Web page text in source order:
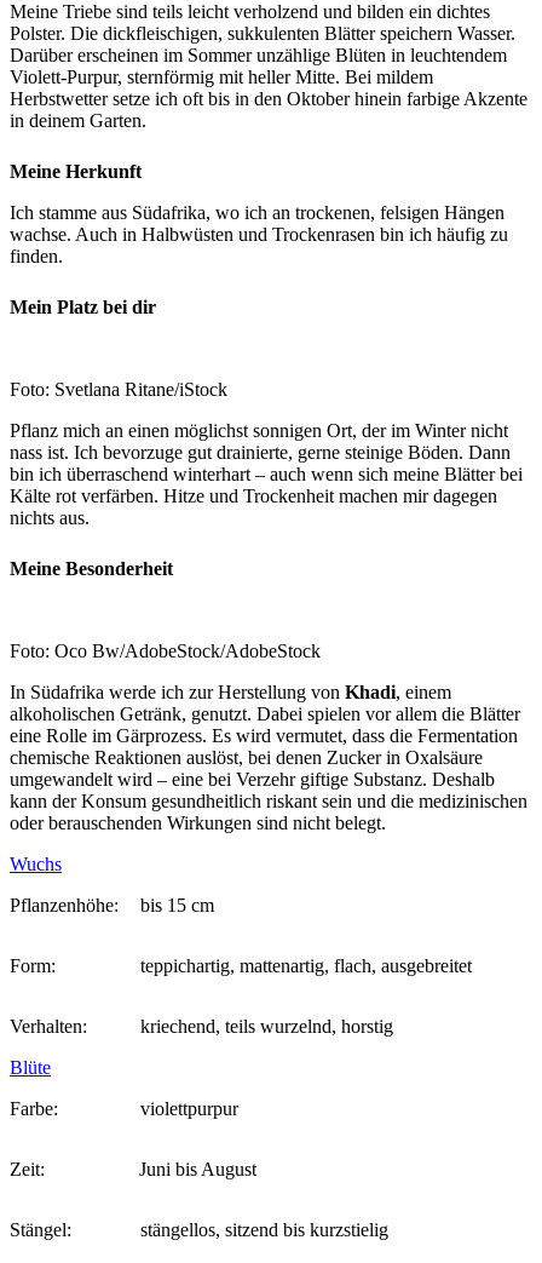
Meine Triebe sind teils leicht verholzend und bilden ein dichtes
Polster. Die dickfleischigen, sukkulenten Blätter speichern Wasser.
Darüber erscheinen im Sommer unzählige Blüten in leuchtendem
Violett-Purpur, sternförmig mit heller Mitte. Bei mildem
Herbstwetter setze ich oft bis in den Oktober hinein farbige Akzente
in deinem Garten.
Meine Herkunft
Ich stamme aus Südafrika, wo ich an trockenen, felsigen Hängen
wachse. Auch in Halbwüsten und Trockenrasen bin ich häufig zu
finden.
Mein Platz bei dir
Foto: Svetlana Ritane/iStock
Pflanz mich an einen möglichst sonnigen Ort, der im Winter nicht
nass ist. Ich bevorzuge gut drainierte, gerne steinige Böden. Dann
bin ich überraschend winterhart – auch wenn sich meine Blätter bei
Kälte rot verfärben. Hitze und Trockenheit machen mir dagegen
nichts aus.
Meine Besonderheit
Foto: Oco Bw/AdobeStock/AdobeStock
In Südafrika werde ich zur Herstellung von Khadi, einem
alkoholischen Getränk, genutzt. Dabei spielen vor allem die Blätter
eine Rolle im Gärprozess. Es wird vermutet, dass die Fermentation
chemische Reaktionen auslöst, bei denen Zucker in Oxalsäure
umgewandelt wird – eine bei Verzehr giftige Substanz. Deshalb
kann der Konsum gesundheitlich riskant sein und die medizinischen
oder berauschenden Wirkungen sind nicht belegt.
Wuchs
Pflanzenhöhe:
bis 15 cm
Form: teppichartig, mattenartig, flach, ausgebreitet
Verhalten:
kriechend, teils wurzelnd, horstig
Blüte
Farbe:
violettpurpur
Zeit: Juni bis August
Stängel: stängellos, sitzend bis kurzstielig